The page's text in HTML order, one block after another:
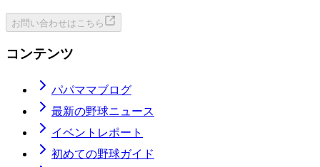
お問い合わせはこちら
コンテンツ
パパママブログ
最新の野球ニュース
イベントレポート
初めての野球ガイド